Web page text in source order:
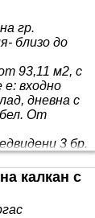
гр.
близо до
93,11 м2, с
входно
дневна с
От
3 бр.
на етап
на имота и
за
калкан с